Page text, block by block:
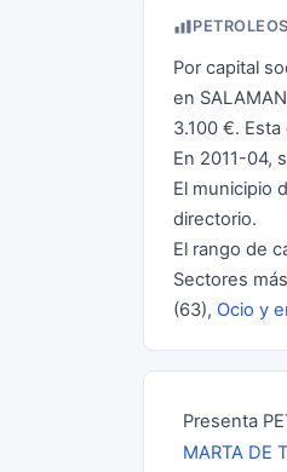
Por capital
en
3.100 €.
En 2011-04,
El municipio
directorio.
El rango de
Sectores
(63), Ocio y
Presenta
MARTA DE